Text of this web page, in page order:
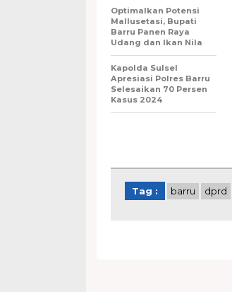
Optimalkan Potensi
Mallusetasi, Bupati
Barru Panen Raya
Udang dan Ikan Nila
Kapolda Sulsel
Apresiasi Polres Barru
Selesaikan 70 Persen
Kasus 2024
Tag : barru dprd